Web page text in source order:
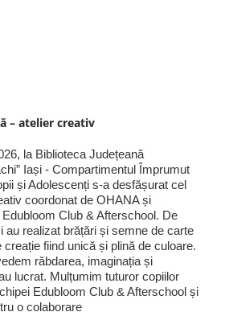
– atelier creativ
la Biblioteca Județeană
Iași - Compartimentul Împrumut
și Adolescenți s-a desfășurat cel
coordonat de OHANA și
Club & Afterschool. De
au realizat brățări și semne de carte
fiind unică și plină de culoare.
răbdarea, imaginația și
lucrat. Mulțumim tuturor copiilor
Edubloom Club & Afterschool și
o colaborare